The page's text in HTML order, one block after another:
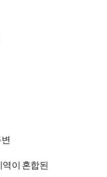
이 혼합된